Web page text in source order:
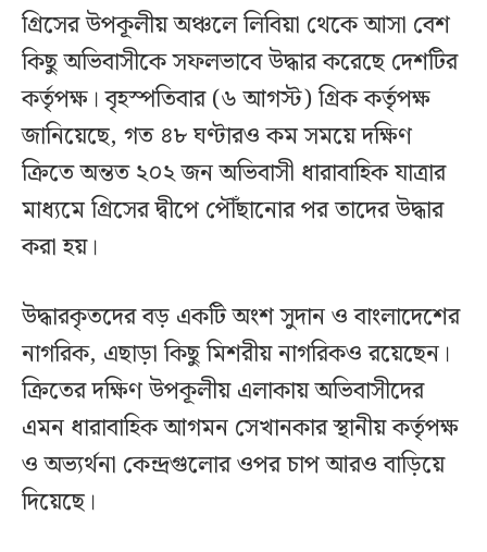
গ্রিসের উপকূলীয় অঞ্চলে লিবিয়া থেকে আসা বেশ
কিছু অভিবাসীকে সফলভাবে উদ্ধার করেছে দেশটির
কর্তৃপক্ষ। বৃহস্পতিবার (৬ আগস্ট) গ্রিক কর্তৃপক্ষ
জানিয়েছে, গত ৪৮ ঘণ্টারও কম সময়ে দক্ষিণ
ক্রিতে অন্তত ২০২ জন অভিবাসী ধারাবাহিক যাত্রার
মাধ্যমে গ্রিসের দ্বীপে পৌঁছানোর পর তাদের উদ্ধার
করা হয়।
উদ্ধারকৃতদের বড় একটি অংশ সুদান ও বাংলাদেশের
নাগরিক, এছাড়া কিছু মিশরীয় নাগরিকও রয়েছেন।
ক্রিতের দক্ষিণ উপকূলীয় এলাকায় অভিবাসীদের
এমন ধারাবাহিক আগমন সেখানকার স্থানীয় কর্তৃপক্ষ
ও অভ্যর্থনা কেন্দ্রগুলোর ওপর চাপ আরও বাড়িয়ে
দিয়েছে।